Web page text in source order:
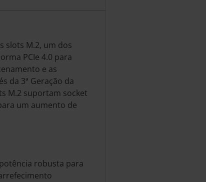
slots M.2, um dos
PCIe 4.0 para
e as
da 3ª Geração da
M.2 suportam socket
um aumento de
robusta para